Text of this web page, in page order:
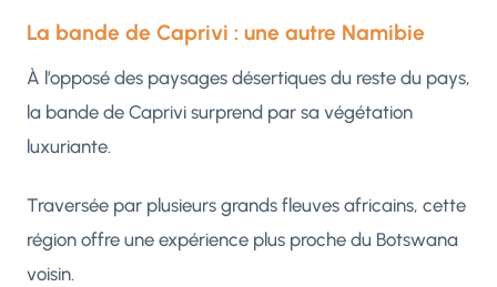
La bande de Caprivi : une autre Namibie
À l’opposé des paysages désertiques du reste du pays,
la bande de Caprivi surprend par sa végétation
luxuriante.
Traversée par plusieurs grands fleuves africains, cette
région offre une expérience plus proche du Botswana
voisin.